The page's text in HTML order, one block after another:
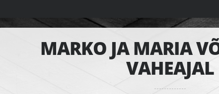
MARKO JA MARIA
VAHEAJAL